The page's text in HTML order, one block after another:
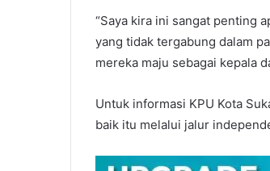
“Saya kira ini sangat penting
yang tidak tergabung dalam
mereka maju sebagai kepala
Untuk informasi KPU Kota
baik itu melalui jalur